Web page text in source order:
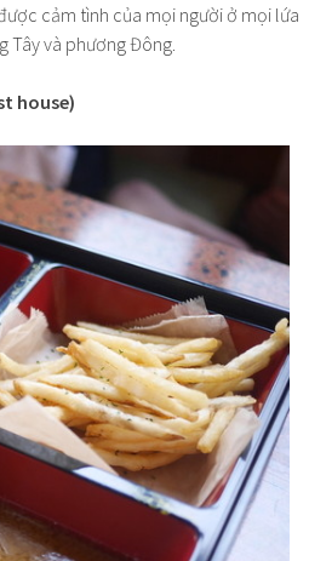
cảm tình của mọi người ở mọi lứa
Tây và phương Đông.
house)